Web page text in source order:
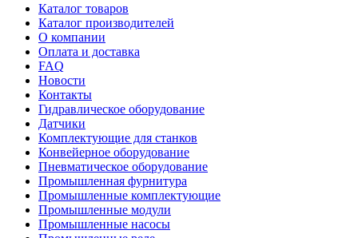
Каталог товаров
Каталог производителей
О компании
Оплата и доставка
FAQ
Новости
Контакты
Гидравлическое оборудование
Датчики
Комплектующие для станков
Конвейерное оборудование
Пневматическое оборудование
Промышленная фурнитура
Промышленные комплектующие
Промышленные модули
Промышленные насосы